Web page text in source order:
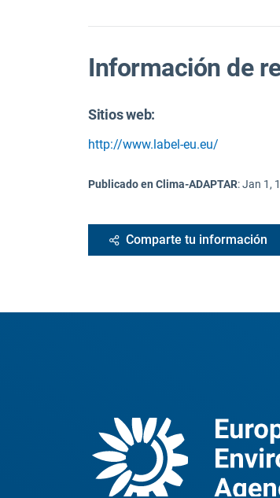
Información de
Sitios web:
http://www.label-eu.eu/
Publicado en Clima-ADAPTAR:Jan 1,
Comparte tu información